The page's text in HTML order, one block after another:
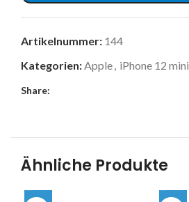
Artikelnummer: 144
Kategorien: Apple iPhone 12 mini
Share:
Ähnliche Produkte